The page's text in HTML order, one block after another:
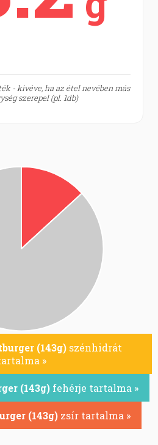
- kivéve, ha az étel nevében más
szerepel (pl. 1db)
(143g) szénhidrát
»
(143g) fehérje tartalma »
(143g) zsír tartalma »